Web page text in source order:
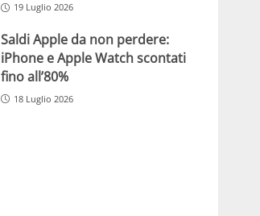
19 Luglio 2026
Saldi Apple da non perdere:
iPhone e Apple Watch scontati
fino all’80%
18 Luglio 2026